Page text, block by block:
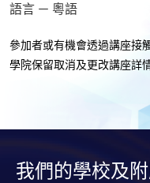
語言 － 粵語
參加者或有機會透過講座接
學院保留取消及更改講座詳
我們的學校及